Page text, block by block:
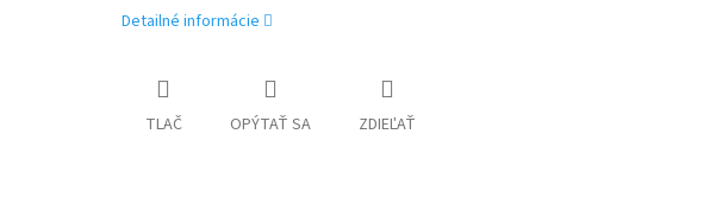
Detailné informácie
TLAČ OPÝTAŤ SA ZDIEĽAŤ